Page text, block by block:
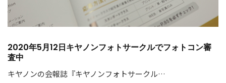
2020年5月12日キヤノンフォトサークルでフォトコン審
査中
キヤノンの会報誌『キヤノンフォトサークル…